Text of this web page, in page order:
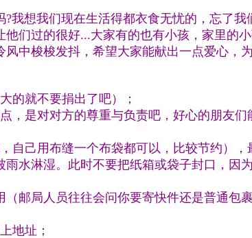
我想我们现在生活得都衣食无忧的，忘了
们过的很好...大家有的也有小孩，家里的
中梭梭发抖，希望大家能献出一点爱心，
的就不要捐出了吧）；
，是对对方的尊重与负责吧，好心的朋友
己用布缝一个布袋都可以，比较节约），
水淋湿。此时不要把纸箱或袋子封口，因
邮局人员往往会问你要寄快件还是普通包
地址；